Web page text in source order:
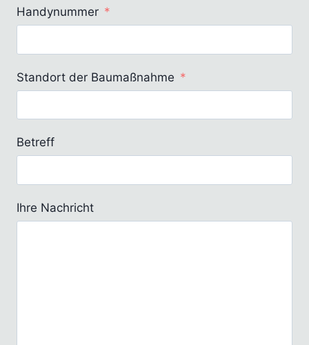
Handynummer
Standort der Baumaßnahme
Betreff
Ihre Nachricht